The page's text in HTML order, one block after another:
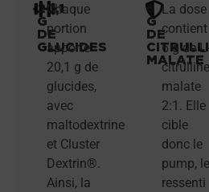
20,1
G
DE
GLUCIDES
Chaque
portion
apporte
20,1 g de
glucides,
avec
maltodextrine
et Cluster
Dextrin®.
Ainsi, la
6
G
DE
MALATE
La dose
contient
6 g de
citrulline
malate
2:1. Elle
cible
donc le
pump, le
ressenti